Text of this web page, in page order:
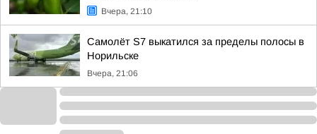
Вчера, 21:10
Самолёт S7 выкатился за пределы полосы в
Норильске
Вчера, 21:06